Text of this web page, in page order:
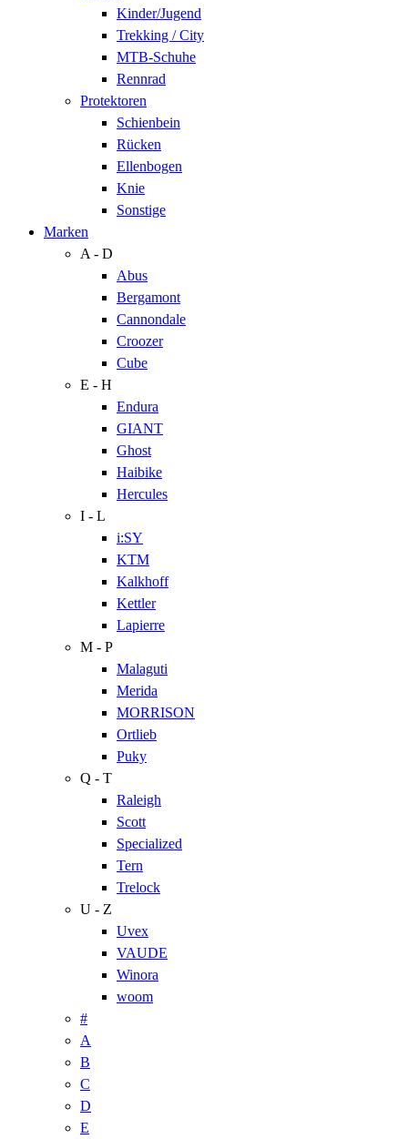
Kinder/Jugend
Trekking / City
MTB-Schuhe
Rennrad
Protektoren
Schienbein
Rücken
Ellenbogen
Knie
Sonstige
Marken
A - D
Abus
Bergamont
Cannondale
Croozer
Cube
E - H
Endura
GIANT
Ghost
Haibike
Hercules
I - L
i:SY
KTM
Kalkhoff
Kettler
Lapierre
M - P
Malaguti
Merida
MORRISON
Ortlieb
Puky
Q - T
Raleigh
Scott
Specialized
Tern
Trelock
U - Z
Uvex
VAUDE
Winora
woom
#
A
B
C
D
E